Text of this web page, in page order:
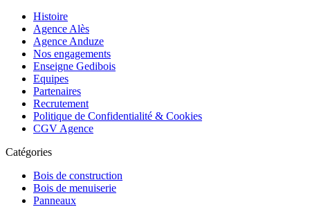
Histoire
Agence Alès
Agence Anduze
Nos engagements
Enseigne Gedibois
Equipes
Partenaires
Recrutement
Politique de Confidentialité & Cookies
CGV Agence
Catégories
Bois de construction
Bois de menuiserie
Panneaux